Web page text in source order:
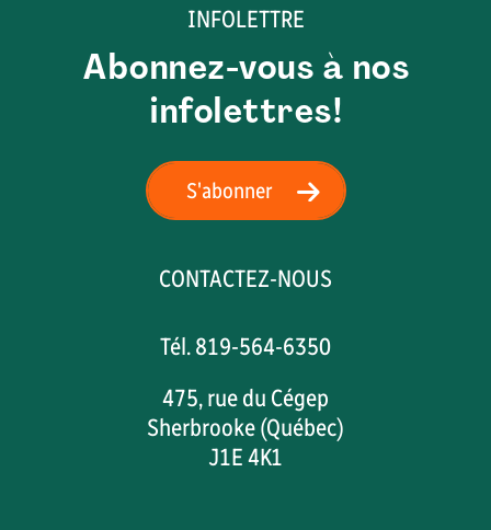
INFOLETTRE
Abonnez-vous à nos
infolettres!
S'abonner
CONTACTEZ-NOUS
Tél. 819-564-6350
475, rue du Cégep
Sherbrooke (Québec)
J1E 4K1